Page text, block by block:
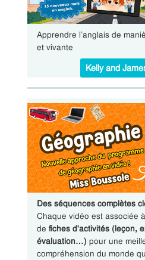
Apprendre l’anglais de
et vivante
Kelly and
Des séquences complètes
Chaque vidéo est associée
de fiches d'activités (leçon,
évaluation…) pour une
compréhension du monde